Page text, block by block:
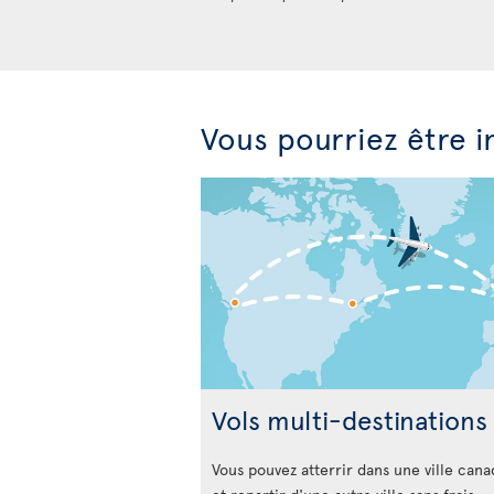
Vous pourriez être
Vols multi-destinations
Vous pouvez atterrir dans une ville